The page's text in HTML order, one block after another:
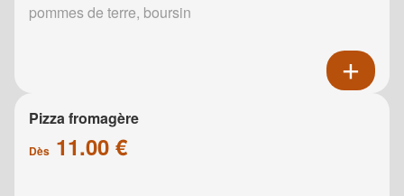
pommes de terre, boursin
Pizza fromagère
Dès 11.00 €